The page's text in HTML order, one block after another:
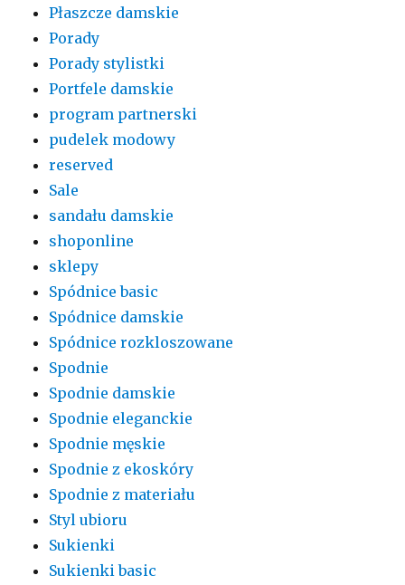
Płaszcze damskie
Porady
Porady stylistki
Portfele damskie
program partnerski
pudelek modowy
reserved
Sale
sandału damskie
shoponline
sklepy
Spódnice basic
Spódnice damskie
Spódnice rozkloszowane
Spodnie
Spodnie damskie
Spodnie eleganckie
Spodnie męskie
Spodnie z ekoskóry
Spodnie z materiału
Styl ubioru
Sukienki
Sukienki basic